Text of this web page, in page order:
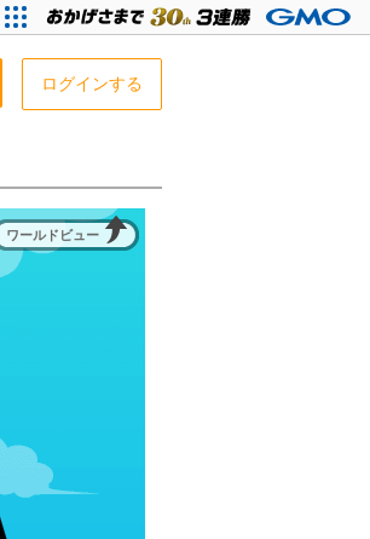
ログインする
ワールドビュー